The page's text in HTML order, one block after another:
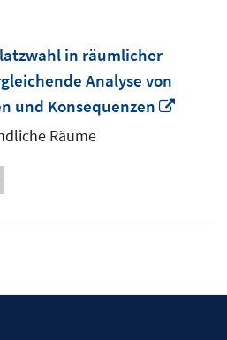
in räumlicher
Analyse von
und Konsequenzen
Räume